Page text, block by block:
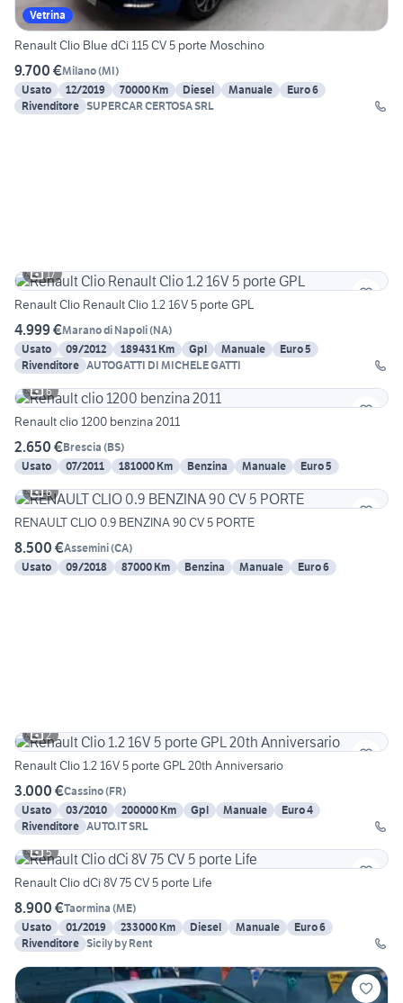
Vetrina
Renault Clio Blue dCi 115 CV 5 porte Moschino
9.700 €Milano(MI)
Usato
12/2019 70000 Km Diesel Manuale
Euro 6
Rivenditore SUPERCAR CERTOSA SRL
17
Renault Clio Renault Clio 1.2 16V 5 porte GPL
4.999 €Marano di Napoli(NA)
Usato
09/2012 189431 Km Gpl Manuale
Euro 5
Rivenditore AUTOGATTI DI MICHELE GATTI
6
Renault clio 1200 benzina 2011
2.650 €Brescia (BS)
Usato
07/2011 181000 Km Benzina Manuale
Euro 5
6
RENAULT CLIO 0.9 BENZINA 90 CV 5 PORTE
8.500 €Assemini(CA)
Usato
09/2018 87000 Km Benzina Manuale Euro 6
2
Renault Clio 1.2 16V 5 porte GPL 20th Anniversario
3.000 €Cassino(FR)
Usato
03/2010 200000 Km Gpl Manuale
Euro 4
Rivenditore AUTO.IT SRL
5
Renault Clio dCi 8V 75 CV 5 porte Life
8.900 €Taormina (ME)
Usato
01/2019 233000 Km Diesel Manuale
Euro 6
Rivenditore Sicily by Rent